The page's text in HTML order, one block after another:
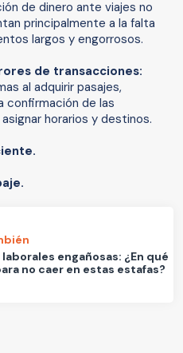
de dinero ante viajes no
principalmente a la falta
largos y engorrosos.
de transacciones:
al adquirir pasajes,
confirmación de las
horarios y destinos.
engañosas: ¿En qué
no caer en estas estafas?